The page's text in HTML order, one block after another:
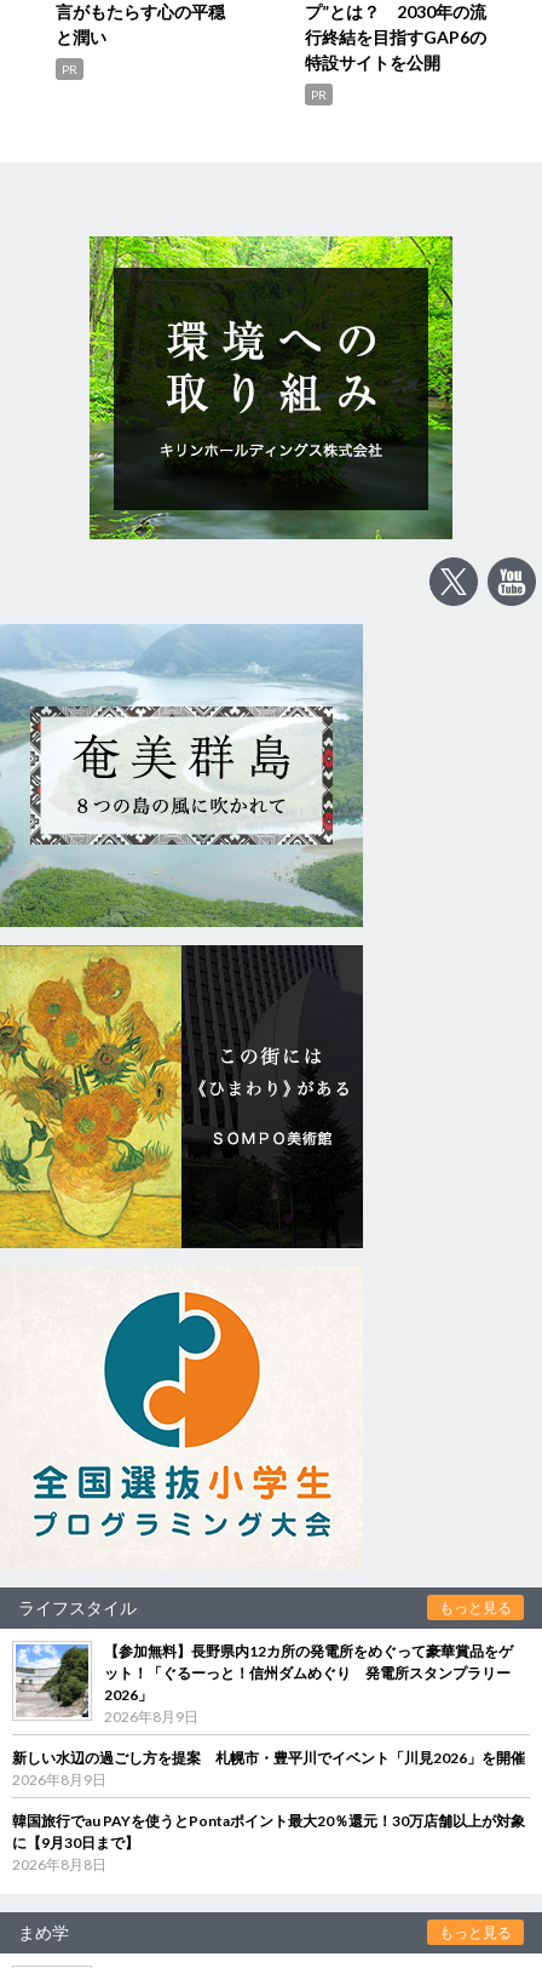
言がもたらす心の平穏
と潤い
PR
プ”とは？ 2030年の流
行終結を目指すGAP6の
特設サイトを公開
PR
ライフスタイル もっと見る
【参加無料】長野県内12カ所の発電所をめぐって豪華賞品をゲ
ット！「ぐるーっと！信州ダムめぐり 発電所スタンプラリー
2026」
2026年8月9日
新しい水辺の過ごし方を提案 札幌市・豊平川でイベント「川見2026」を開催
2026年8月9日
韓国旅行でau PAYを使うとPontaポイント最大20％還元！30万店舗以上が対象
に【9月30日まで】
2026年8月8日
まめ学 もっと見る